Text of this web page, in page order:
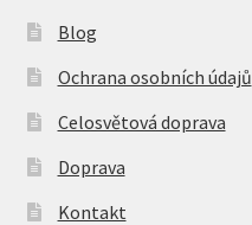
Blog
Ochrana osobních údajů
Celosvětová doprava
Doprava
Kontakt